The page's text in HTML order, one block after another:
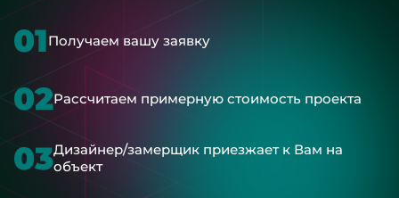
01Получаем вашу заявку
02Рассчитаем примерную стоимость проекта
03Дизайнер/замерщик приезжает к Вам на
объект